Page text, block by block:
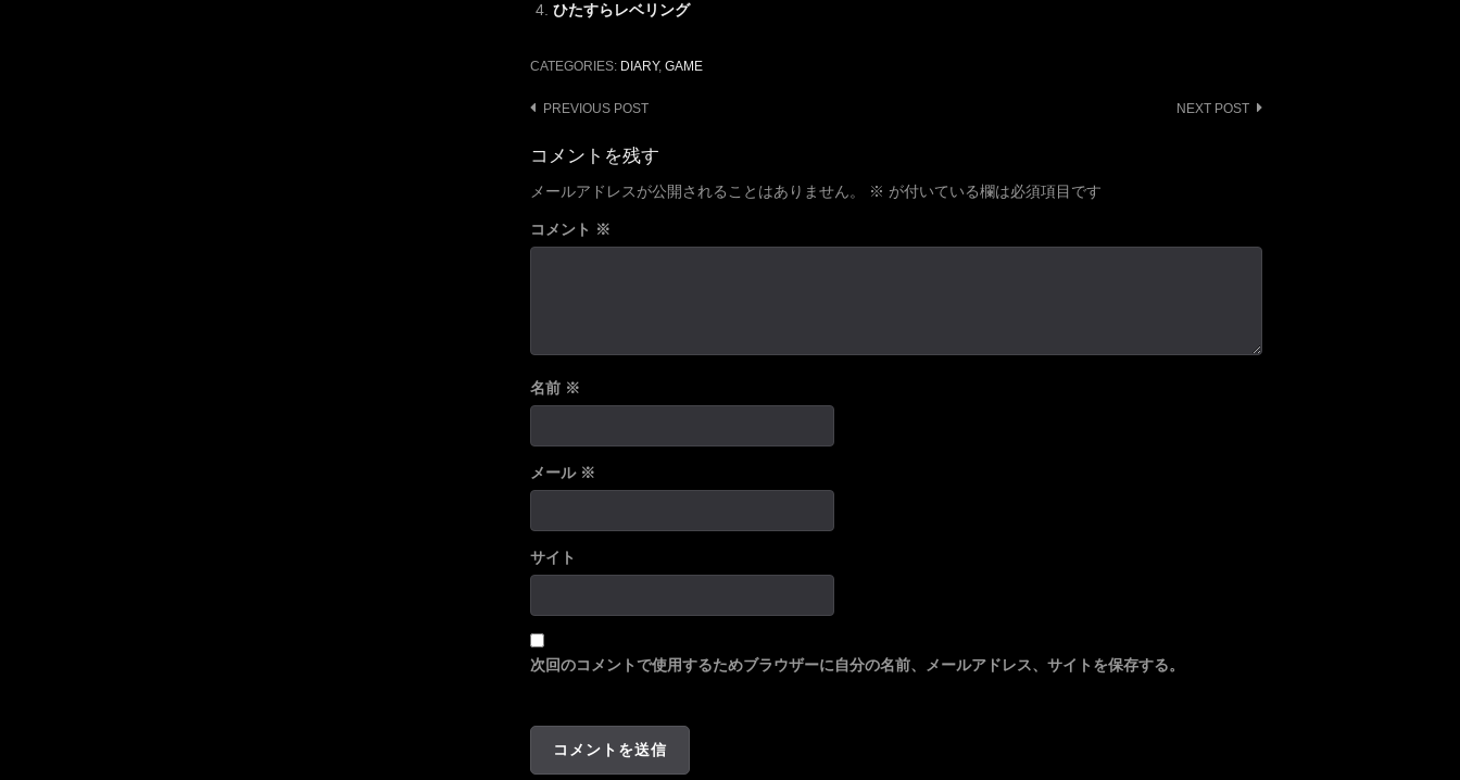
ひたすらレベリング
CATEGORIES: DIARY, GAME
Post
navigation
PREVIOUS POST NEXT POST
コメントを残す
メールアドレスが公開されることはありません。 ※ が付いている欄は必須項目です
コメント ※
名前 ※
メール ※
サイト
次回のコメントで使用するためブラウザーに自分の名前、メールアドレス、サイトを保存する。